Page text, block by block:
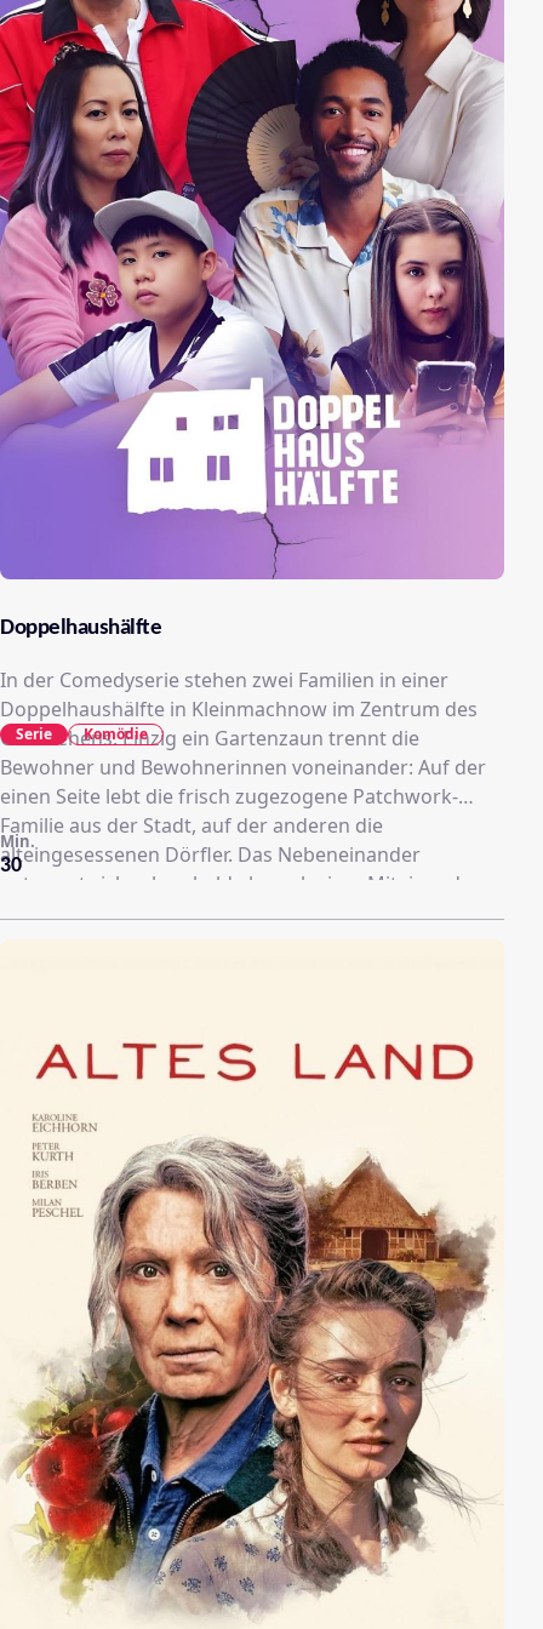
Doppelhaushälfte
In der Comedyserie stehen zwei Familien in einer
Doppelhaushälfte in Kleinmachnow im Zentrum des
Geschehens. Einzig ein Gartenzaun trennt die
Bewohner und Bewohnerinnen voneinander: Auf der
einen Seite lebt die frisch zugezogene Patchwork-
Familie aus der Stadt, auf der anderen die
alteingesessenen Dörfler. Das Nebeneinander
entpuppt sich schon bald als explosives Miteinander,
geprägt von Vorurteilen, Misstrauen und Weltbildern,
besitzen.
30
Min.
Serie Komödie